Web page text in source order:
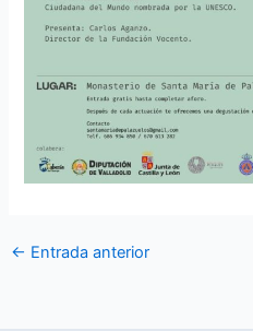
← Entrada anterior